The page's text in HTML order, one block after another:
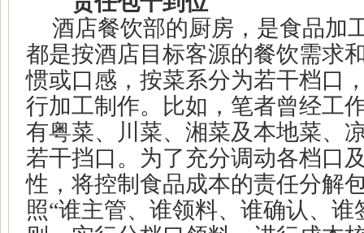
酒店餐饮部的厨房，是食品加
都是按酒店目标客源的餐饮需求
惯或口感，按菜系分为若干档口
行加工制作。比如，笔者曾经工
有粤菜、川菜、湘菜及本地菜、
若干挡口。为了充分调动各档口
性，将控制食品成本的责任分解
照“谁主管、谁领料、谁确认、谁